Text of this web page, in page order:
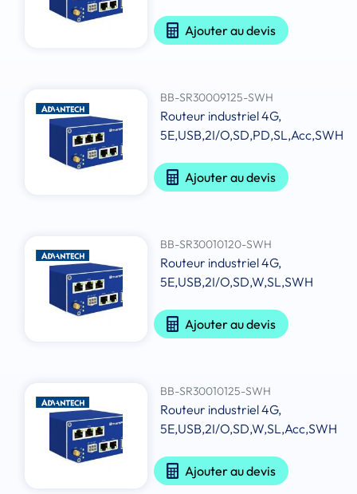
Ajouter au devis
BB-SR30009125-SWH
Routeur industriel 4G,
5E,USB,2I/O,SD,PD,SL,Acc,SWH
Ajouter au devis
BB-SR30010120-SWH
Routeur industriel 4G,
5E,USB,2I/O,SD,W,SL,SWH
Ajouter au devis
BB-SR30010125-SWH
Routeur industriel 4G,
5E,USB,2I/O,SD,W,SL,Acc,SWH
Ajouter au devis